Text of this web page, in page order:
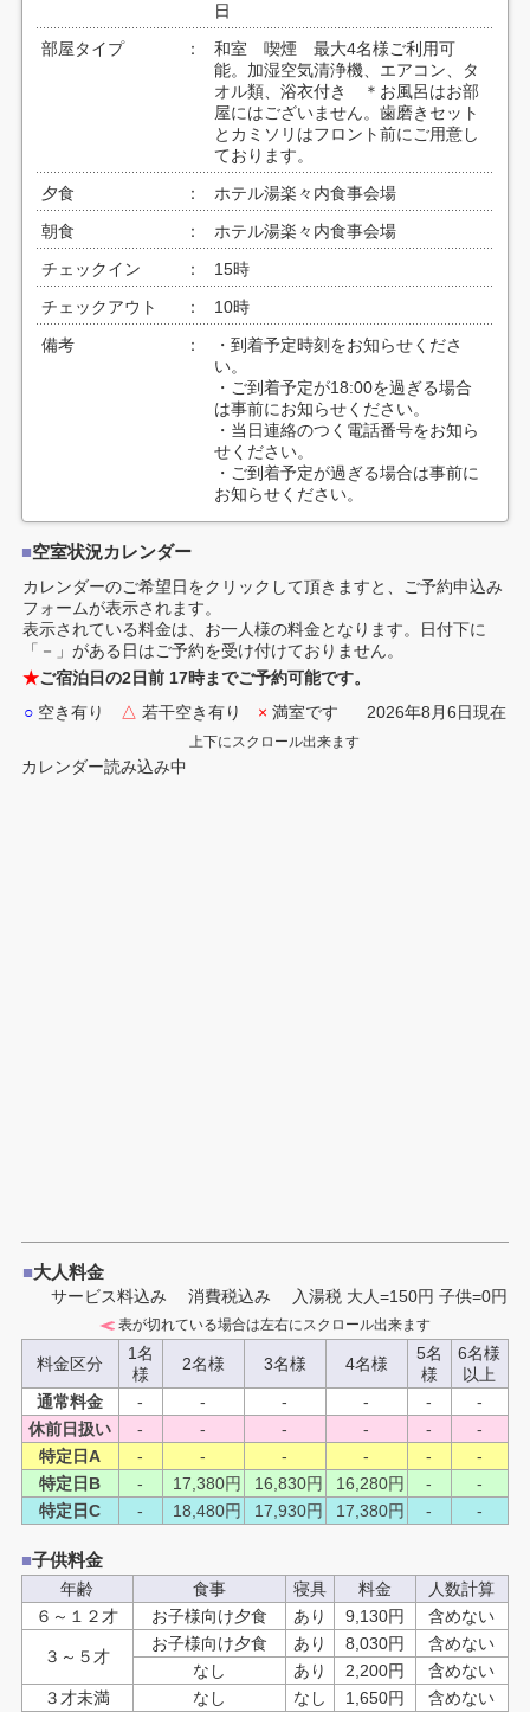
日
部屋タイプ
：
和室 喫煙 最大4名様ご利用可
能。加湿空気清浄機、エアコン、タ
オル類、浴衣付き ＊お風呂はお部
屋にはございません。歯磨きセット
とカミソリはフロント前にご用意し
ております。
夕食
：
ホテル湯楽々内食事会場
朝食
：
ホテル湯楽々内食事会場
チェックイン
：
15時
チェックアウト
：
10時
備考
：
・到着予定時刻をお知らせくださ
い。
・ご到着予定が18:00を過ぎる場合
は事前にお知らせください。
・当日連絡のつく電話番号をお知ら
せください。
・ご到着予定が過ぎる場合は事前に
お知らせください。
■空室状況カレンダー
カレンダーのご希望日をクリックして頂きますと、ご予約申込み
フォームが表示されます。
表示されている料金は、お一人様の料金となります。日付下に
「－」がある日はご予約を受け付けておりません。
★ご宿泊日の2日前 17時までご予約可能です。
○ 空き有り △ 若干空き有り × 満室です 2026年8月6日現在
上下にスクロール出来ます
カレンダー読み込み中
■大人料金
サービス料込み 消費税込み 入湯税 大人=150円 子供=0円
表が切れている場合は左右にスクロール出来ます
料金区分
1名
様
2名様 3名様 4名様
5名
様
6名様
以上
通常料金
- - - - -
-
休前日扱い
- - - - -
-
特定日A
- - - - -
-
特定日B
- 17,380円 16,830円 16,280円 -
-
特定日C
- 18,480円 17,930円 17,380円 - -
■子供料金
年齢 食事 寝具 料金
人数計算
６～１２才
お子様向け夕食 あり 9,130円 含めない
３～５才
お子様向け夕食 あり 8,030円
含めない
なし
あり 2,200円
含めない
３才未満
なし なし 1,650円 含めない